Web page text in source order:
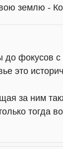
землю -
до фокусов
это
за ним
тогда